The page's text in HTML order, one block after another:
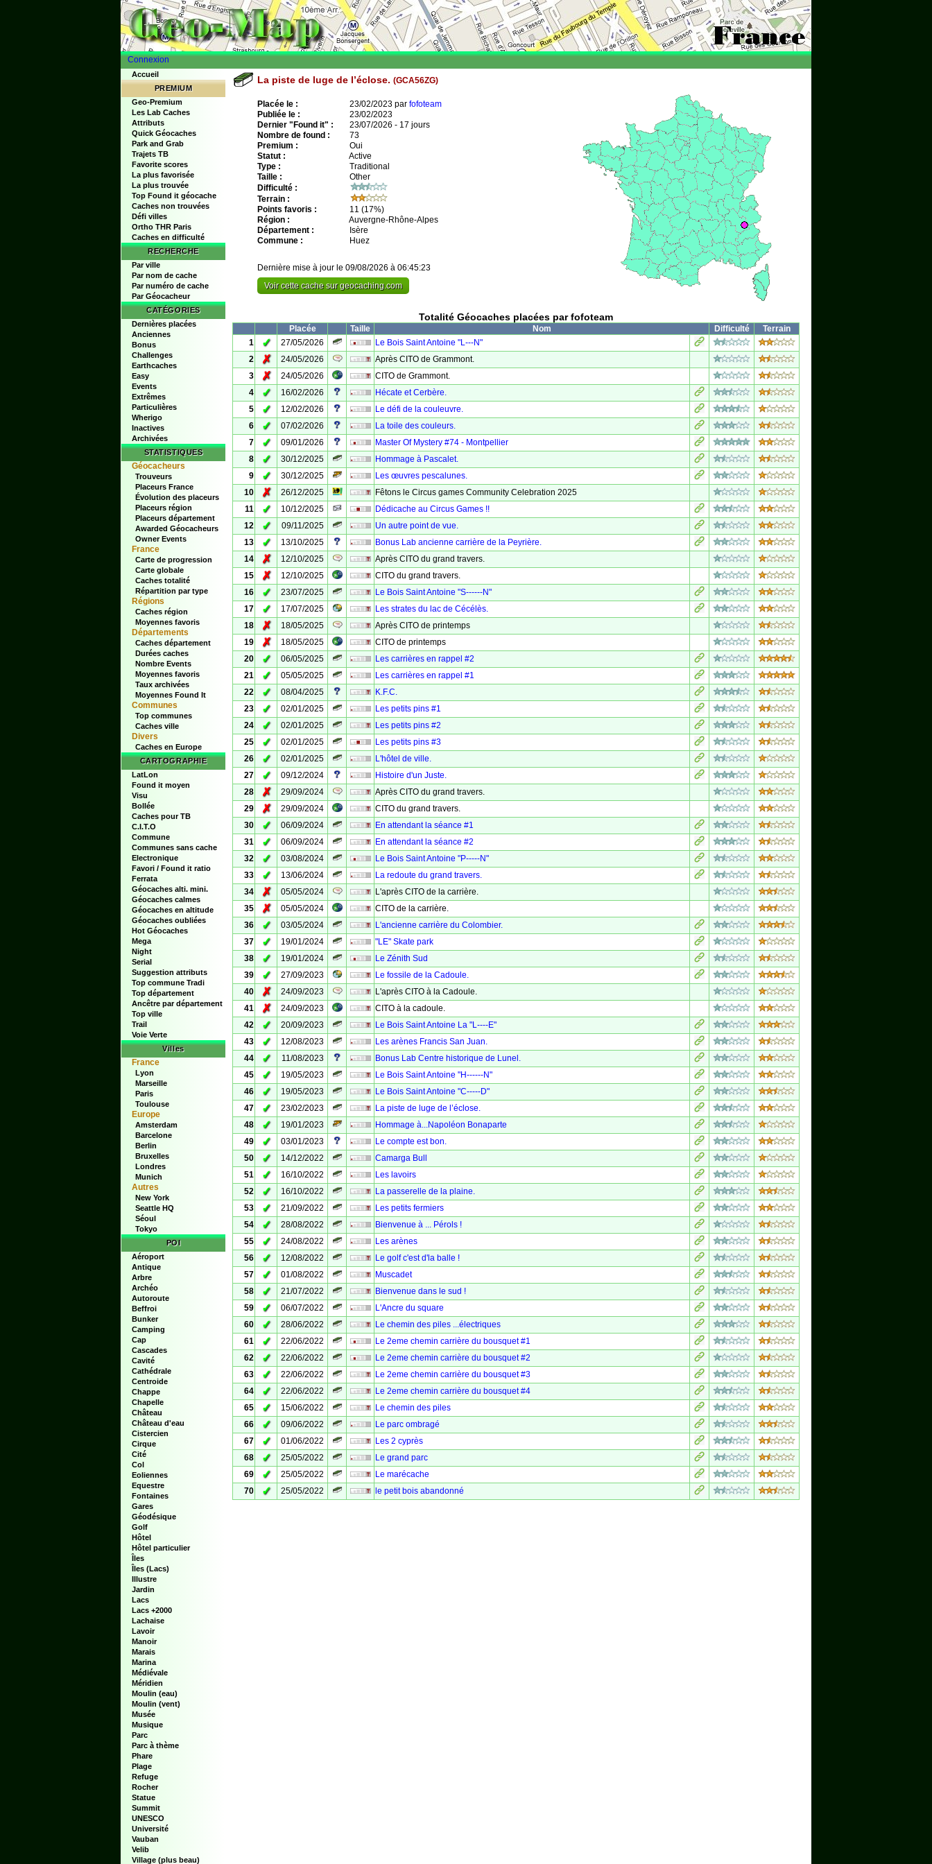
Connexion
Accueil
PREMIUM
Geo-Premium
Les Lab Caches
Attributs
Quick Géocaches
Park and Grab
Trajets TB
Favorite scores
La plus favorisée
La plus trouvée
Top Found it géocache
Caches non trouvées
Défi villes
Ortho THR Paris
Caches en difficulté
RECHERCHE
Par ville
Par nom de cache
Par numéro de cache
Par Géocacheur
CATÉGORIES
Dernières placées
Anciennes
Bonus
Challenges
Earthcaches
Easy
Events
Extrêmes
Particulières
Wherigo
Inactives
Archivées
STATISTIQUES
Géocacheurs
Trouveurs
Placeurs France
Évolution des placeurs
Placeurs région
Placeurs département
Awarded Géocacheurs
Owner Events
France
Carte de progression
Carte globale
Caches totalité
Répartition par type
Régions
Caches région
Moyennes favoris
Départements
Caches département
Durées caches
Nombre Events
Moyennes favoris
Taux archivées
Moyennes Found It
Communes
Top communes
Caches ville
Divers
Caches en Europe
CARTOGRAPHIE
LatLon
Found it moyen
Visu
Bollée
Caches pour TB
C.I.T.O
Commune
Communes sans cache
Electronique
Favori / Found it ratio
Ferrata
Géocaches alti. mini.
Géocaches calmes
Géocaches en altitude
Géocaches oubliées
Hot Géocaches
Mega
Night
Serial
Suggestion attributs
Top commune Tradi
Top département
Ancêtre par département
Top ville
Trail
Voie Verte
Villes
France
Lyon
Marseille
Paris
Toulouse
Europe
Amsterdam
Barcelone
Berlin
Bruxelles
Londres
Munich
Autres
New York
Seattle HQ
Séoul
Tokyo
POI
Aéroport
Antique
Arbre
Archéo
Autoroute
Beffroi
Bunker
Camping
Cap
Cascades
Cavité
Cathédrale
Centroide
Chappe
Chapelle
Château
Château d'eau
Cistercien
Cirque
Cité
Col
Eoliennes
Equestre
Fontaines
Gares
Géodésique
Golf
Hôtel
Hôtel particulier
Îles
Îles (Lacs)
Illustre
Jardin
Lacs
Lacs +2000
Lachaise
Lavoir
Manoir
Marais
Marina
Médiévale
Méridien
Moulin (eau)
Moulin (vent)
Musée
Musique
Parc
Parc à thème
Phare
Plage
Refuge
Rocher
Statue
Summit
UNESCO
Université
Vauban
Velib
Village (plus beau)
La piste de luge de l’éclose. (GCA56ZG)
Placée le : 23/02/2023 par fofoteam
Publiée le :
23/02/2023
Dernier "Found it" :
23/07/2026 - 17 jours
Nombre de found :
73
Premium :
Oui
Statut :
Active
Type :
Traditional
Taille :
Other
Difficulté :
Terrain :
Points favoris :
11 (17%)
Région :
Auvergne-Rhône-Alpes
Département :
Isère
Commune :
Huez
Dernière mise à jour le 09/08/2026 à 06:45:23
Voir cette cache sur geocaching.com
Totalité Géocaches placées par fofoteam
Placée Taille Nom Difficulté
Terrain
1
✓ 27/05/2026
Le Bois Saint Antoine "L---N"
2
✗ 24/05/2026
Après CITO de Grammont.
3
✗ 24/05/2026
CITO de Grammont.
4
✓ 16/02/2026
Hécate et Cerbère.
5
✓ 12/02/2026
Le défi de la couleuvre.
6
✓ 07/02/2026
La toile des couleurs.
7
✓ 09/01/2026
Master Of Mystery #74 - Montpellier
8
✓ 30/12/2025
Hommage à Pascalet.
9
✓ 30/12/2025
Les œuvres pescalunes.
10
✗ 26/12/2025
Fêtons le Circus games Community Celebration 2025
11
✓ 10/12/2025
Dédicache au Circus Games !!
12
✓ 09/11/2025
Un autre point de vue.
13
✓ 13/10/2025
Bonus Lab ancienne carrière de la Peyrière.
14
✗ 12/10/2025
Après CITO du grand travers.
15
✗ 12/10/2025
CITO du grand travers.
16
✓ 23/07/2025
Le Bois Saint Antoine "S------N"
17
✓ 17/07/2025
Les strates du lac de Cécélès.
18
✗ 18/05/2025
Après CITO de printemps
19
✗ 18/05/2025
CITO de printemps
20
✓ 06/05/2025
Les carrières en rappel #2
21
✓ 05/05/2025
Les carrières en rappel #1
22
✓ 08/04/2025
K.F.C.
23
✓ 02/01/2025
Les petits pins #1
24
✓ 02/01/2025
Les petits pins #2
25
✓ 02/01/2025
Les petits pins #3
26
✓ 02/01/2025
L'hôtel de ville.
27
✓ 09/12/2024
Histoire d'un Juste.
28
✗ 29/09/2024
Après CITO du grand travers.
29
✗ 29/09/2024
CITO du grand travers.
30
✓ 06/09/2024
En attendant la séance #1
31
✓ 06/09/2024
En attendant la séance #2
32
✓ 03/08/2024
Le Bois Saint Antoine "P-----N"
33
✓ 13/06/2024
La redoute du grand travers.
34
✗ 05/05/2024
L'après CITO de la carrière.
35
✗ 05/05/2024
CITO de la carrière.
36
✓ 03/05/2024
L'ancienne carrière du Colombier.
37
✓ 19/01/2024
"LE" Skate park
38
✓ 19/01/2024
Le Zénith Sud
39
✓ 27/09/2023
Le fossile de la Cadoule.
40
✗ 24/09/2023
L'après CITO à la Cadoule.
41
✗ 24/09/2023
CITO à la cadoule.
42
✓ 20/09/2023
Le Bois Saint Antoine La "L----E"
43
✓ 12/08/2023
Les arènes Francis San Juan.
44
✓ 11/08/2023
Bonus Lab Centre historique de Lunel.
45
✓ 19/05/2023
Le Bois Saint Antoine "H------N"
46
✓ 19/05/2023
Le Bois Saint Antoine "C-----D"
47
✓ 23/02/2023
La piste de luge de l’éclose.
48
✓ 19/01/2023
Hommage à...Napoléon Bonaparte
49
✓ 03/01/2023
Le compte est bon.
50
✓ 14/12/2022
Camarga Bull
51
✓ 16/10/2022
Les lavoirs
52
✓ 16/10/2022
La passerelle de la plaine.
53
✓ 21/09/2022
Les petits fermiers
54
✓ 28/08/2022
Bienvenue à ... Pérols !
55
✓ 24/08/2022
Les arènes
56
✓ 12/08/2022
Le golf c'est d'la balle !
57
✓ 01/08/2022
Muscadet
58
✓ 21/07/2022
Bienvenue dans le sud !
59
✓ 06/07/2022
L'Ancre du square
60
✓ 28/06/2022
Le chemin des piles ...électriques
61
✓ 22/06/2022
Le 2eme chemin carrière du bousquet #1
62
✓ 22/06/2022
Le 2eme chemin carrière du bousquet #2
63
✓ 22/06/2022
Le 2eme chemin carrière du bousquet #3
64
✓ 22/06/2022
Le 2eme chemin carrière du bousquet #4
65
✓ 15/06/2022
Le chemin des piles
66
✓ 09/06/2022
Le parc ombragé
67
✓ 01/06/2022
Les 2 cyprès
68
✓ 25/05/2022
Le grand parc
69
✓ 25/05/2022
Le marécache
70
✓ 25/05/2022 le petit bois abandonné